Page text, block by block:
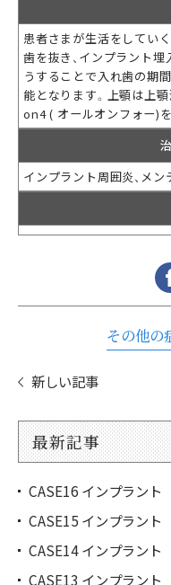
患者さまが生活をしてい
歯を抜き、インプラント埋
うすることで入れ歯の期
能となります。上顎は上
on4 ( オールオンフォー)
インプラント周囲炎、メ
その他の
新しい記事
最新記事
CASE16 インプラント
CASE15 インプラント
CASE14 インプラント
CASE13 インプラント